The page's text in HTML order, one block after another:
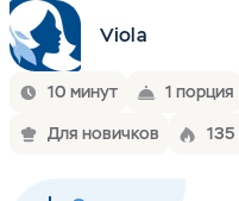
Viola
10 минут 1 порция
Для новичков